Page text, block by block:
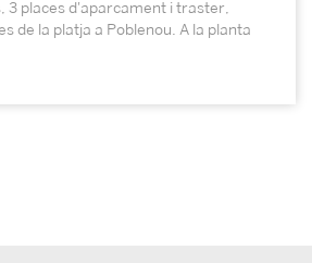
3 places d'aparcament i traster,
de la platja a Poblenou. A la planta